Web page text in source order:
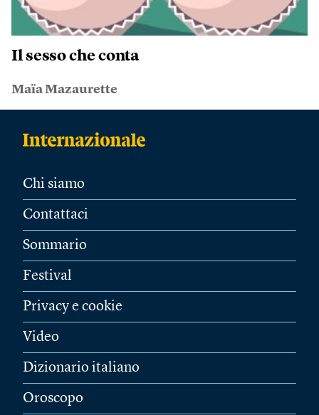
Il sesso che conta
Maïa Mazaurette
Chi siamo
Contattaci
Sommario
Festival
Privacy e cookie
Video
Dizionario italiano
Oroscopo